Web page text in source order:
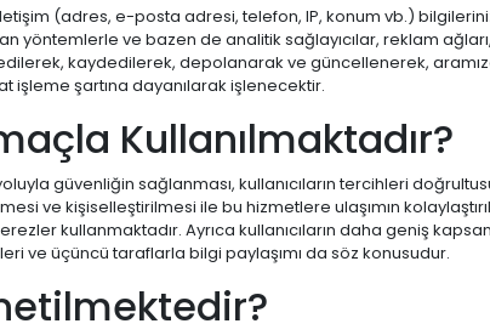
(adres, e-posta adresi, telefon, IP, konum vb.)
yöntemlerle ve bazen de analitik sağlayıcılar, reklam
kaydedilerek, depolanarak ve güncellenerek,
şartına dayanılarak işlenecektir.
Kullanılmaktadır?
güvenliğin sağlanması, kullanıcıların tercihleri
ve kişiselleştirilmesi ile bu hizmetlere ulaşımın
kullanmaktadır. Ayrıca kullanıcıların daha geniş
ve üçüncü taraflarla bilgi paylaşımı da söz konusudur.